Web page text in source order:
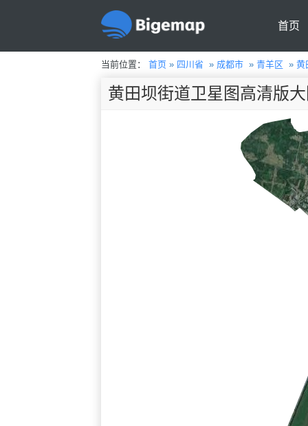
首页
当前位置： 首页» 四川省 » 成都市» 青羊区 » 黄
黄田坝街道卫星图高清版